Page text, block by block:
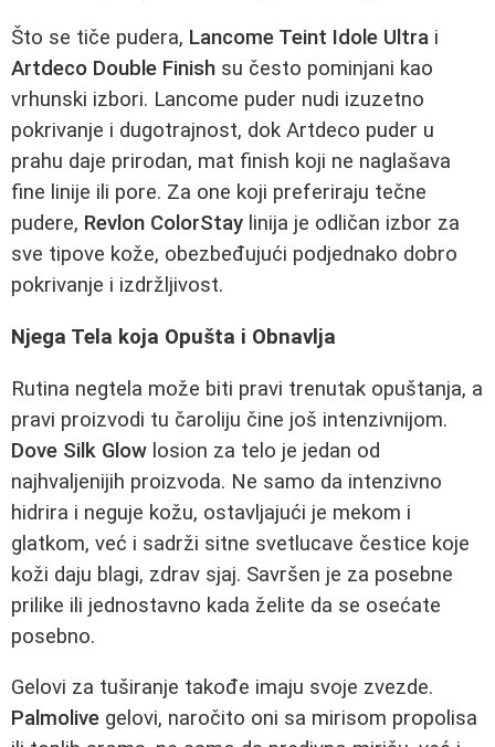
Što se tiče pudera, Lancome Teint Idole Ultra i
Artdeco Double Finish su često pominjani kao
vrhunski izbori. Lancome puder nudi izuzetno
pokrivanje i dugotrajnost, dok Artdeco puder u
prahu daje prirodan, mat finish koji ne naglašava
fine linije ili pore. Za one koji preferiraju tečne
pudere, Revlon ColorStay linija je odličan izbor za
sve tipove kože, obezbeđujući podjednako dobro
pokrivanje i izdržljivost.
Njega Tela koja Opušta i Obnavlja
Rutina negtela može biti pravi trenutak opuštanja, a
pravi proizvodi tu čaroliju čine još intenzivnijom.
Dove Silk Glow losion za telo je jedan od
najhvaljenijih proizvoda. Ne samo da intenzivno
hidrira i neguje kožu, ostavljajući je mekom i
glatkom, već i sadrži sitne svetlucave čestice koje
koži daju blagi, zdrav sjaj. Savršen je za posebne
prilike ili jednostavno kada želite da se osećate
posebno.
Gelovi za tuširanje takođe imaju svoje zvezde.
Palmolive gelovi, naročito oni sa mirisom propolisa